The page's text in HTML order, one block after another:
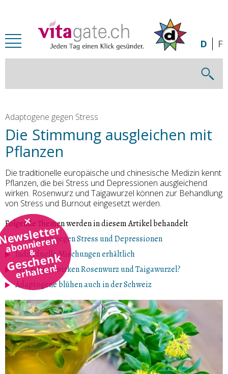
abonnieren
&
Geschenk
erhalten!
D F
Adaptogene gegen Stress
Die Stimmung ausgleichen mit
Pflanzen
Die traditionelle europäische und chinesische Medizin kennt
Pflanzen, die bei Stress und Depressionen ausgleichend
wirken. Rosenwurz und Taigawurzel können zur Behandlung
von Stress und Burnout eingesetzt werden.
Folgende Themen werden in diesem Artikel behandelt
Rosenwurz gegen Stress und Depressionen
Individuelle Mischungen erhältlich
Wie schnell wirken Rosenwurz und Taigawurzel?
Adaptogene blühen auch in der Schweiz